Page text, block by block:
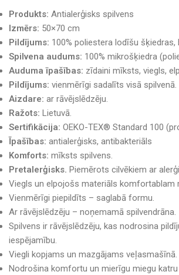
Produkts: Antialerģisks spilvens
Izmērs: 50×70 cm
Pildījums: 100% poliestera lodīšu šķiedras,
Spilvena audums: 100% mikrošķiedra
Auduma īpašības: zīdaini mīksts, viegls,
Pildījums: vienmērīgi sadalīts visā spilvenā.
Aizdare: ar rāvējslēdzēju.
Ražots: Lietuvā.
Sertifikācija: OEKO-TEX® Standard 100
Īpašības: antialerģisks, antibakteriāls
Komforts: mīksts spilvens.
Pretalerģisks. Piemērots cilvēkiem ar
Viegls un elpojošs materiāls komfortablam
Vienmērīgi piepildīts – saglabā formu.
Ar rāvējslēdzēju – noņemamā spilvendrāna.
Spilvens ir rāvējslēdzēju, kas nodrosina
iespējamību.
Viegli kopjams un mazgājams veļasmašīnā.
Nodrošina komfortu un mierīgu miegu katru